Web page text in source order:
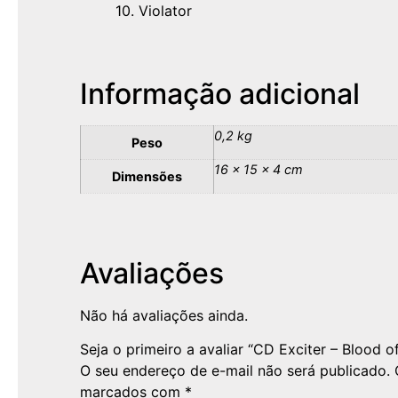
10. Violator
Informação adicional
Peso 0,2 kg
Dimensões 16 × 15 × 4 cm
Avaliações
Não há avaliações ainda.
Seja o primeiro a avaliar “CD Exciter – Blood
O seu endereço de e-mail não será publicado.
marcados com *